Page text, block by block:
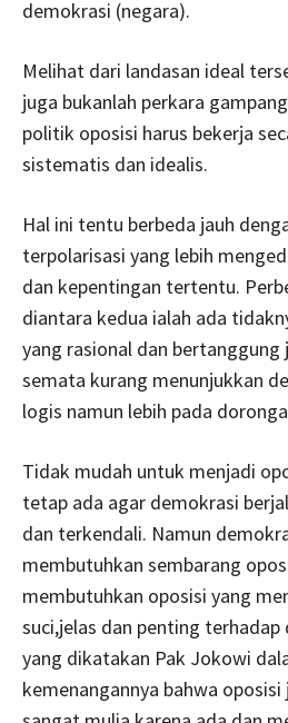
demokrasi (negara).
Melihat dari landasan ideal
juga bukanlah perkara
politik oposisi harus bekerja
sistematis dan idealis.
Hal ini tentu berbeda jauh
terpolarisasi yang lebih
dan kepentingan tertentu.
diantara kedua ialah ada
yang rasional dan bertanggung
semata kurang menunjukkan
logis namun lebih pada
Tidak mudah untuk menjadi
tetap ada agar demokrasi
dan terkendali. Namun
membutuhkan sembarang
membutuhkan oposisi yang
suci,jelas dan penting terhadap
yang dikatakan Pak Jokowi
kemenangannya bahwa